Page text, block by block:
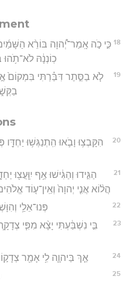
18 כִּ֣י כֹ֣ה אָֽמַר־יְ֠הוָה בּוֹרֵ֨א
כֽוֹנְנָ֔הּ לֹא־תֹ֥הוּ
19
לֹ֧א בַסֵּ֣תֶר דִּבַּ֗רְתִּי בִּמְקוֹם֙
20
הִקָּבְצ֥וּ וָבֹ֛אוּ הִֽתְנַגְּשׁ֥וּ יַחְדָּ֖ו
21
הַגִּ֣ידוּ וְהַגִּ֔ישׁוּ אַ֥ף יִֽוָּעֲצ֖וּ
הֲל֨וֹא אֲנִ֤י יְהוָה֙ וְאֵֽין־ע֤וֹד
22 פְּנוּ־אֵלַ֥י
23
בִּ֣י נִשְׁבַּ֔עְתִּי יָצָ֨א מִפִּ֧י
24 אַ֧ךְ בַּיהוָ֛ה לִ֥י אָמַ֖ר
25